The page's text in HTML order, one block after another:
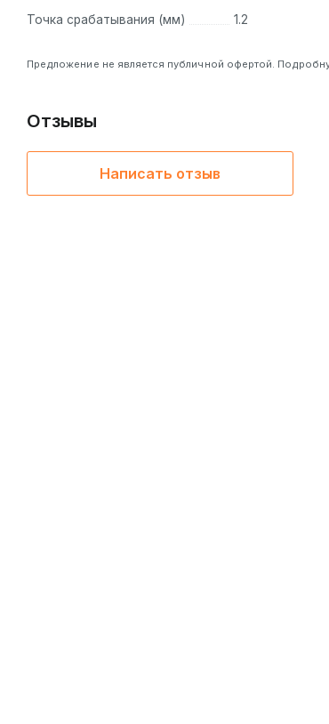
Точка срабатывания (мм)
1.2
Предложение не является публичной офертой.
Отзывы
Написать отзыв